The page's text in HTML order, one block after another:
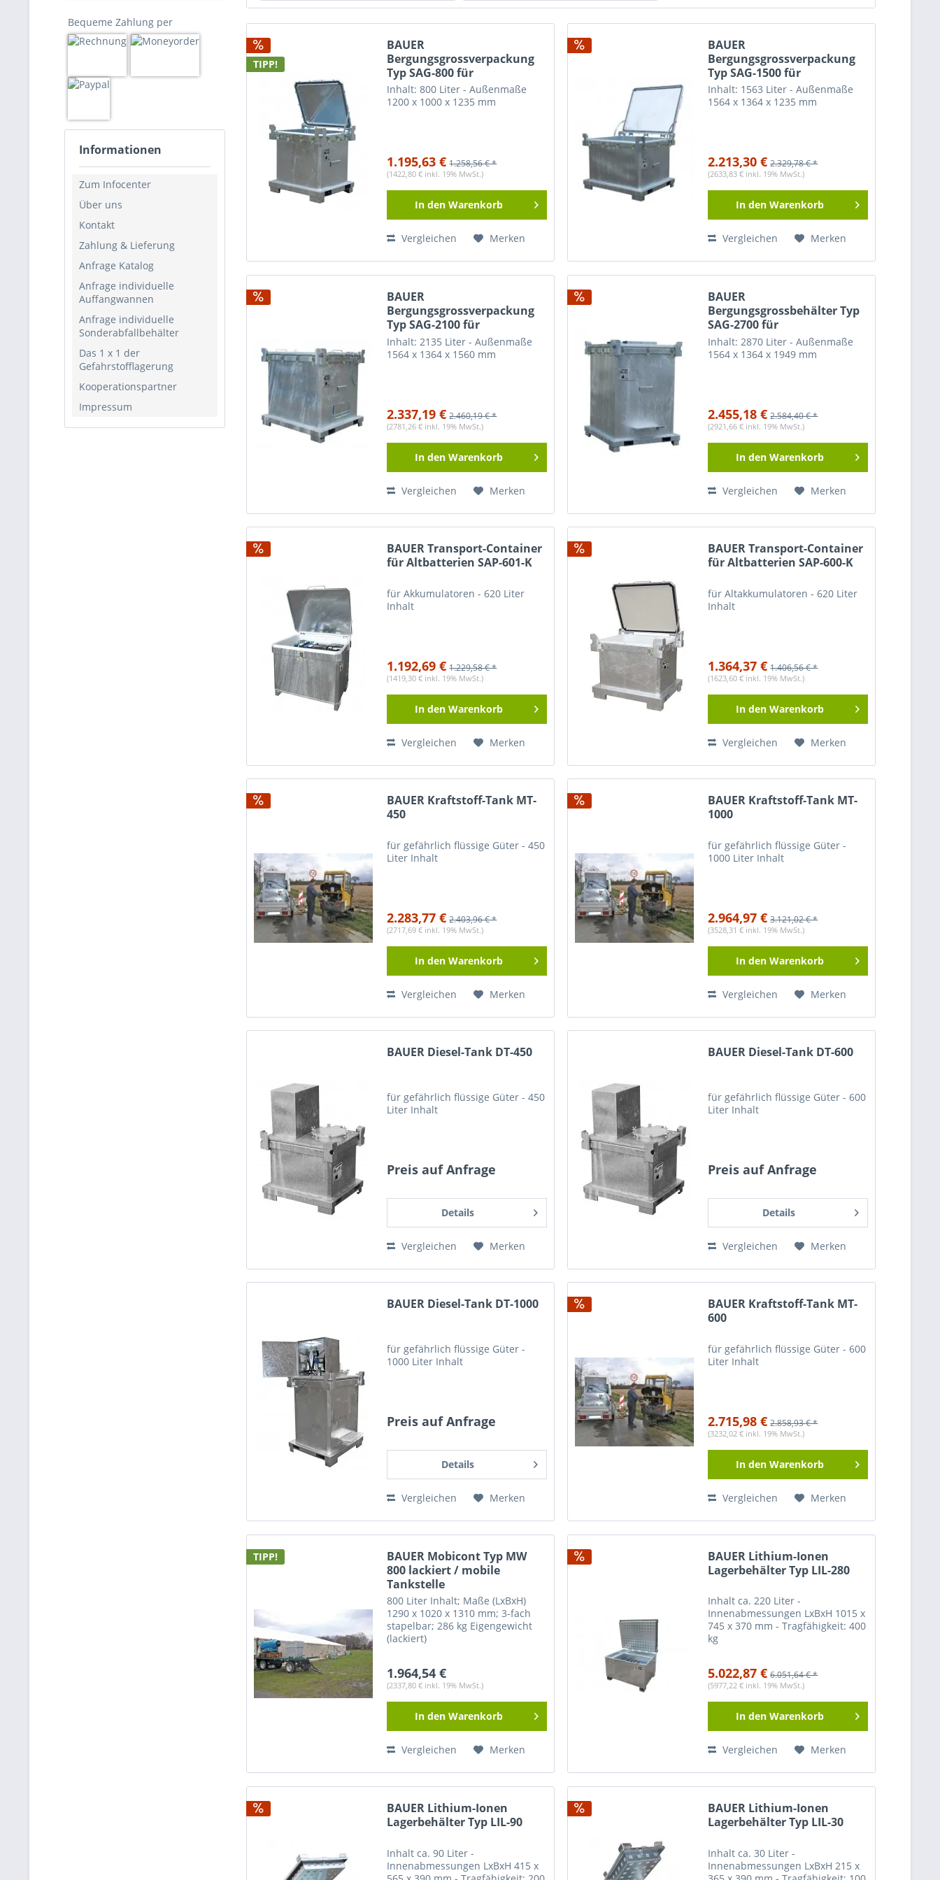
Bequeme Zahlung per
Informationen
Zum Infocenter
Über uns
Kontakt
Zahlung & Lieferung
Anfrage Katalog
Anfrage individuelle
Auffangwannen
Anfrage individuelle
Sonderabfallbehälter
Das 1 x 1 der
Gefahrstofflagerung
Kooperationspartner
Impressum
0,8 m³(1)
250 Liter(1)
285 Liter(2 )
450 Liter
540 Liter(1)
600 Liter
640 Liter
800 Liter(2)
TIPP!
BAUER
Bergungsgrossverpackung
Typ SAG-800 für
internationalen Transport /
Bergebox
Inhalt: 800 Liter - Außenmaße
1200 x 1000 x 1235 mm
1.195,63 € 1.258,56 € *
(1422,80 € inkl. 19% MwSt.)
In den Warenkorb
Vergleichen Merken
BAUER
Bergungsgrossverpackung
Typ SAG-1500 für
internationalen Transport /
Bergebehälter
Inhalt: 1563 Liter - Außenmaße
1564 x 1364 x 1235 mm
2.213,30 € 2.329,78 € *
(2633,83 € inkl. 19% MwSt.)
In den Warenkorb
Vergleichen Merken
BAUER
Bergungsgrossverpackung
Typ SAG-2100 für
internationalen Transport /
Bergecontainer
Inhalt: 2135 Liter - Außenmaße
1564 x 1364 x 1560 mm
2.337,19 € 2.460,19 € *
(2781,26 € inkl. 19% MwSt.)
In den Warenkorb
Vergleichen Merken
BAUER
Bergungsgrossbehälter Typ
SAG-2700 für
internationalen Transport /
Bergungscontainer
Inhalt: 2870 Liter - Außenmaße
1564 x 1364 x 1949 mm
2.455,18 € 2.584,40 € *
(2921,66 € inkl. 19% MwSt.)
In den Warenkorb
Vergleichen Merken
BAUER Transport-Container
für Altbatterien SAP-601-K
für Akkumulatoren - 620 Liter
Inhalt
1.192,69 € 1.229,58 € *
(1419,30 € inkl. 19% MwSt.)
In den Warenkorb
Vergleichen Merken
BAUER Transport-Container
für Altbatterien SAP-600-K
für Altakkumulatoren - 620 Liter
Inhalt
1.364,37 € 1.406,56 € *
(1623,60 € inkl. 19% MwSt.)
In den Warenkorb
Vergleichen Merken
BAUER Kraftstoff-Tank MT-
450
für gefährlich flüssige Güter - 450
Liter Inhalt
2.283,77 € 2.403,96 € *
(2717,69 € inkl. 19% MwSt.)
In den Warenkorb
Vergleichen Merken
BAUER Kraftstoff-Tank MT-
1000
für gefährlich flüssige Güter -
1000 Liter Inhalt
2.964,97 € 3.121,02 € *
(3528,31 € inkl. 19% MwSt.)
In den Warenkorb
Vergleichen Merken
BAUER Diesel-Tank DT-450
für gefährlich flüssige Güter - 450
Liter Inhalt
Preis auf Anfrage
Details
Vergleichen Merken
BAUER Diesel-Tank DT-600
für gefährlich flüssige Güter - 600
Liter Inhalt
Preis auf Anfrage
Details
Vergleichen Merken
BAUER Diesel-Tank DT-1000
für gefährlich flüssige Güter -
1000 Liter Inhalt
Preis auf Anfrage
Details
Vergleichen Merken
BAUER Kraftstoff-Tank MT-
600
für gefährlich flüssige Güter - 600
Liter Inhalt
2.715,98 € 2.858,93 € *
(3232,02 € inkl. 19% MwSt.)
In den Warenkorb
Vergleichen Merken
TIPP!
BAUER Mobicont Typ MW
800 lackiert / mobile
Tankstelle
800 Liter Inhalt; Maße (LxBxH)
1290 x 1020 x 1310 mm; 3-fach
stapelbar; 286 kg Eigengewicht
(lackiert)
1.964,54 €
(2337,80 € inkl. 19% MwSt.)
In den Warenkorb
Vergleichen Merken
BAUER Lithium-Ionen
Lagerbehälter Typ LIL-280
Inhalt ca. 220 Liter -
Innenabmessungen LxBxH 1015 x
745 x 370 mm - Tragfähigkeit: 400
kg
5.022,87 € 6.051,64 € *
(5977,22 € inkl. 19% MwSt.)
In den Warenkorb
Vergleichen Merken
BAUER Lithium-Ionen
Lagerbehälter Typ LIL-90
Inhalt ca. 90 Liter -
Innenabmessungen LxBxH 415 x
BAUER Lithium-Ionen
Lagerbehälter Typ LIL-30
Inhalt ca. 30 Liter -
Innenabmessungen LxBxH 215 x